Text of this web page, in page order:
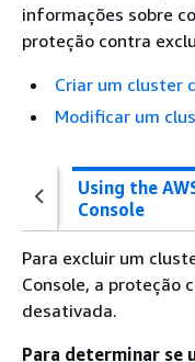
informações sobre
proteção contra
Criar um cluster
Modificar um
Using the
Console
Para excluir um
Console, a proteção
desativada.
Para determinar se